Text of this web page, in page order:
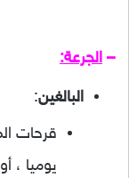
– الجرعة:
البالغين:
يوميا ، أو 300 مللجم قبل موعد النوم.